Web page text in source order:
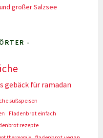
großer Salzsee
-
gebäck für ramadan
süßspeisen
Fladenbrot einfach
rezepte